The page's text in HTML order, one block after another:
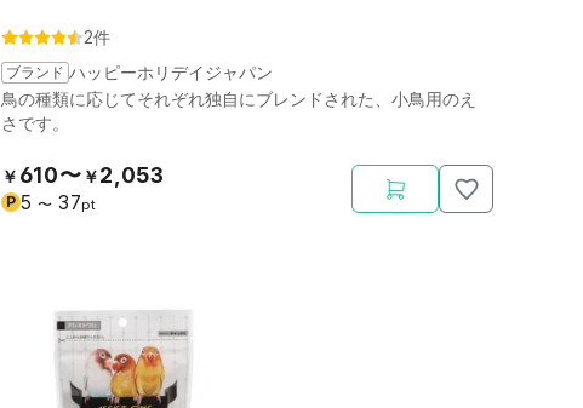
2件
ブランド ハッピーホリデイジャパン
鳥の種類に応じてそれぞれ独自にブレンドされた、小鳥用のえ
さです。
￥ 610〜 ￥2,053
P 5 〜 37pt